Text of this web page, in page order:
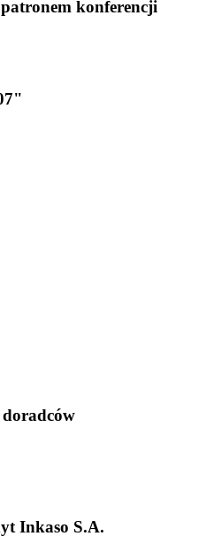
konferencji
Inkaso S.A.